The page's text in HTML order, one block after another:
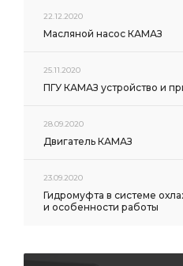
22.12.2020
Масляной насос КАМАЗ
25.11.2020
ПГУ КАМАЗ устройство и
28.09.2020
Двигатель КАМАЗ
23.09.2020
Гидромуфта в системе
и особенности работы